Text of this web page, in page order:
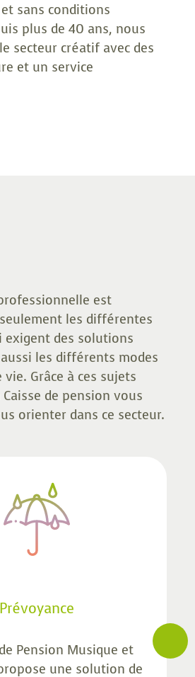
sans conditions
plus de 40 ans, nous
secteur créatif avec des
et un service
est
les différentes
exigent des solutions
les différents modes
Grâce à ces sujets
de pension vous
orienter dans ce secteur.
Prévoyance
Pension Musique et
une solution de